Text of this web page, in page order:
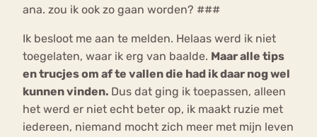
ana. zou ik ook zo gaan worden? ###
Ik besloot me aan te melden. Helaas werd ik niet
toegelaten, waar ik erg van baalde. Maar alle tips
en trucjes om af te vallen die had ik daar nog wel
kunnen vinden. Dus dat ging ik toepassen, alleen
het werd er niet echt beter op, ik maakt ruzie met
iedereen, niemand mocht zich meer met mijn leven